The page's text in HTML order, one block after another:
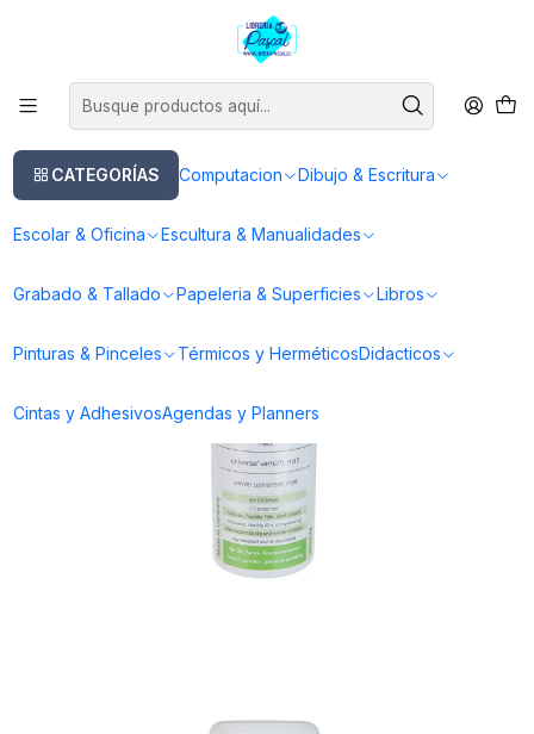
CATEGORÍAS Computacion Dibujo & Escritura
Escolar & Oficina Escultura & Manualidades
Grabado & Tallado Papeleria & Superficies Libros
Pinturas & Pinceles Térmicos y HerméticosDidacticos
Cintas y AdhesivosAgendas y Planners
Este es el texto del slide
Barniz Spray Schmincke Universal Mate 594 - 150 Ml